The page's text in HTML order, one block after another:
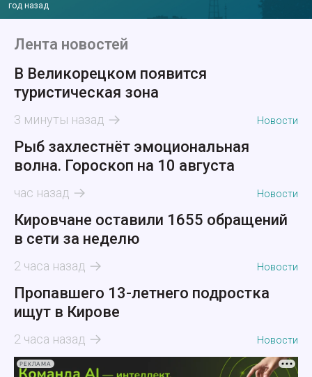
год назад
Лента новостей
В Великорецком появится
туристическая зона
3 минуты назад Новости
Рыб захлестнёт эмоциональная
волна. Гороскоп на 10 августа
час назад Новости
Кировчане оставили 1655 обращений
в сети за неделю
2 часа назад Новости
Пропавшего 13-летнего подростка
ищут в Кирове
2 часа назад Новости
РЕКЛАМА